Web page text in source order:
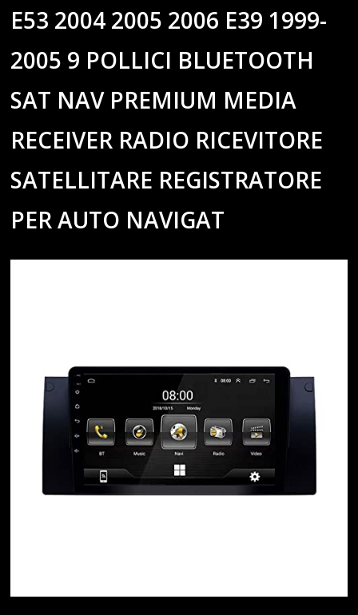
E53 2004 2005 2006 E39 1999-
2005 9 POLLICI BLUETOOTH
SAT NAV PREMIUM MEDIA
RECEIVER RADIO RICEVITORE
SATELLITARE REGISTRATORE
PER AUTO NAVIGAT